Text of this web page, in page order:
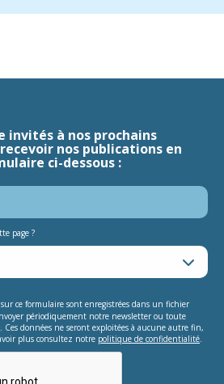
invités à nos prochains
nos publications en
ci-dessous :
page ?
ce formulaire sont enregistrées dans un fichier
périodiquement notre newsletter ou toute
données ne seront exploitées à aucune autre fin,
plus consultez notre politique de confidentialité.